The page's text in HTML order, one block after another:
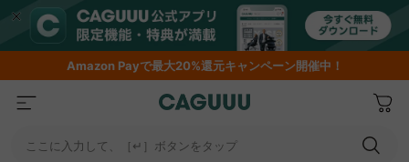
AmazonPayで最大20%還元キャンペーン開催中！
ここに入力して、［↵］ボタンをタップ